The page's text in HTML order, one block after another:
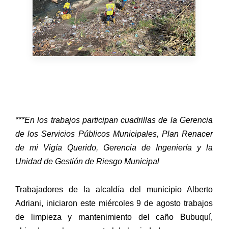
***En los trabajos participan cuadrillas de la Gerencia
de los Servicios Públicos Municipales, Plan Renacer
de mi Vigía Querido, Gerencia de Ingeniería y la
Unidad de Gestión de Riesgo Municipal
Trabajadores de la alcaldía del municipio Alberto
Adriani, iniciaron este miércoles 9 de agosto trabajos
de limpieza y mantenimiento del caño Bubuquí,